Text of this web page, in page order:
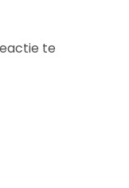
te